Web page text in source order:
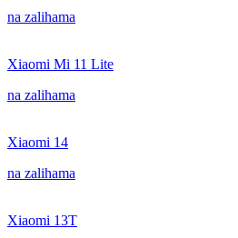
na zalihama
Xiaomi Mi 11 Lite
na zalihama
Xiaomi 14
na zalihama
Xiaomi 13T